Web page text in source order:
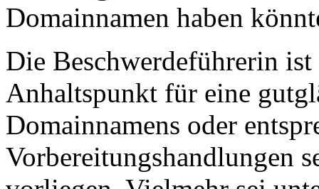
Domainnamen haben
Die Beschwerdeführerin
Anhaltspunkt für eine
Domainnamens oder
Vorbereitungshandlungen